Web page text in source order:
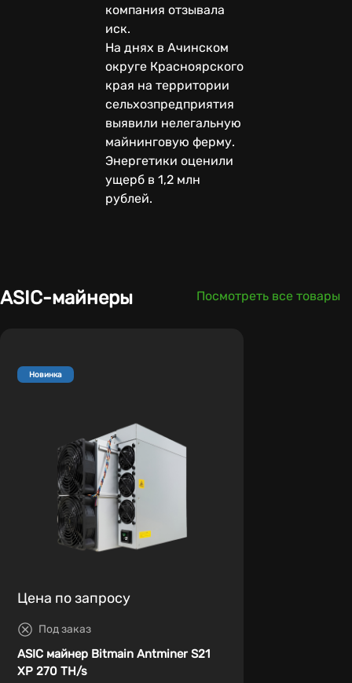
компания отзывала
иск.
На днях в Ачинском
округе Красноярского
края на территории
сельхозпредприятия
выявили нелегальную
майнинговую ферму.
Энергетики оценили
ущерб в 1,2 млн
рублей.
ASIC-майнеры Посмотреть все товары
Новинка
Цена по запросу
Под заказ
ASIC майнер Bitmain Antminer S21
XP 270 TH/s